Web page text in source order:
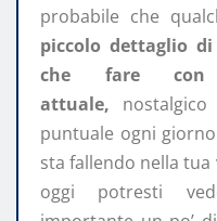
probabile che
piccolo dettaglio
che fare
attuale,
puntuale ogni
sta fallendo nella
oggi potresti